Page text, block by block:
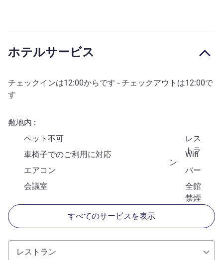
ホテルサービス
チェックインは12:00からです - チェックアウトは12:00で
す
敷地内
ペット不可
レス
トラ
ン
車椅子でのご利用に対応
Wifi
エアコン
バー
会議室
全館
禁煙
すべてのサービスを表示
レストラン